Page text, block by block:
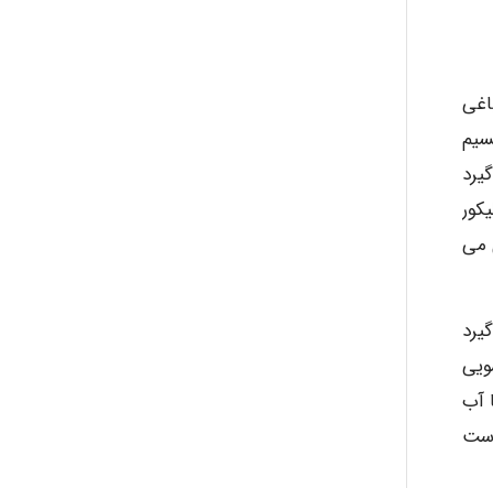
می
آب
به ازای ۱۰۰ کیلوگرم پوست